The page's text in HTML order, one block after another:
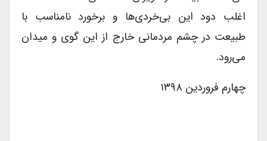
اغلب دود این بی‌خردی‌ها و برخورد نامناسب با
طبیعت در چشم مردمانی خارج از این گوی و میدان
می‌رود.
چهارم فروردین ۱۳۹۸